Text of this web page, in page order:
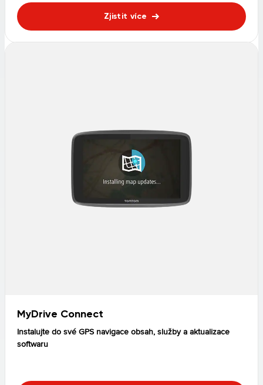
Zjistit více
MyDrive Connect
Instalujte do své GPS navigace obsah, služby a aktualizace
softwaru